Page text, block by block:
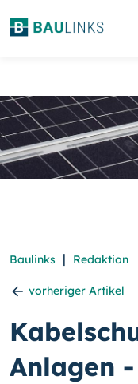
Baulinks | Redaktion
vorheriger Artikel
Anlagen